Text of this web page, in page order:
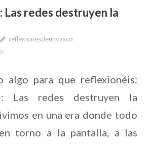
Las redes destruyen la
reflexionesdeunvasco
algo para que reflexionéis:
Las redes destruyen la
en una era donde todo
torno a la pantalla, a las